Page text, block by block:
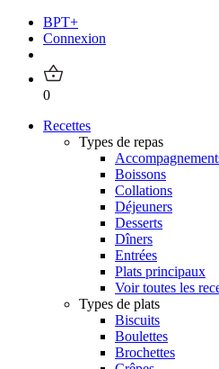
BPT+
Connexion
0
Recettes
Types de repas
Boissons
Collations
Déjeuners
Desserts
Dîners
Entrées
Plats principaux
Voir toutes les
Types de plats
Biscuits
Boulettes
Brochettes